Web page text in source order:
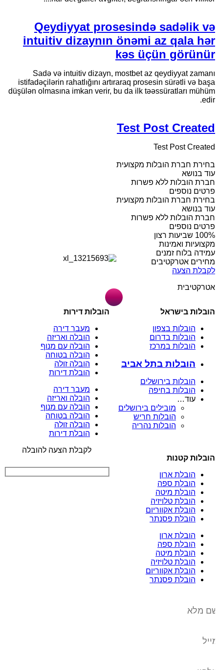
Qeydiyyat prosesində sadəlik və
intuitiv dizaynın önəmi az qala hər
kəs üçün görünür
Sadə və intuitiv dizayn, mostbet az qeydiyyat zamanı
istifadəçilərin rahatlığını artıraraq prosesin sürətli və başa
düşülən olmasına imkan verir, bu da ilk təəssüratları mühüm
edir.
Test Post Created
Test Post Created
בחירת חברת הובלות מקצועית
עוד בנושא
חברת הובלות ללא פשרות
פרטים נוספים
בחירת חברת הובלות מקצועית
עוד בנושא
חברת הובלות ללא פשרות
פרטים נוספים
מקצועיות ואמינות
עמידה בלוח זמנים
מחירים אטרקטיבים
לקבלת הצעה
אטרקטיבית
הובלות בישראל
הובלות בצפון
הובלות בדרום
הובלות במרכז
הובלות בתל אביב
הובלות בירושלים
הובלות בחיפה
עוד…
מובילים בירושלים
הובלות חריש
הובלות נהריה
הובלות דירות
מעבר דירה
הובלה ואריזה
הובלה עם מנוף
הובלה בטוחה
הובלה זולה
הובלת דירות
מעבר דירה
הובלה ואריזה
הובלה עם מנוף
הובלה בטוחה
הובלה זולה
הובלת דירות
הובלות קטנות
הובלת ארון
הובלת ספה
הובלת מיטה
הובלת טלויזיה
הובלת אקווריום
הובלת פסנתר
הובלת ארון
הובלת ספה
הובלת מיטה
הובלת טלויזיה
הובלת אקווריום
הובלת פסנתר
לקבלת הצעה להובלה